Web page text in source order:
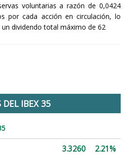
voluntarias a razón de 0,0424
por cada acción en circulación, lo
un dividendo total máximo de 62
DEL IBEX 35
3.3260
2.21%